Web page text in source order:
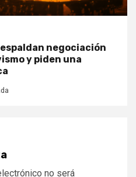
negociación
y piden una
no será